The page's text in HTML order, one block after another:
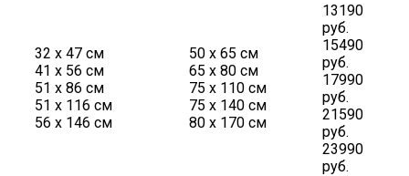
32 х 47 см
41 х 56 см
51 х 86 см
51 х 116 см
56 х 146 см
50 х 65 см
65 х 80 см
75 х 110 см
75 х 140 см
80 х 170 см
13190
руб.
15490
руб.
17990
руб.
21590
руб.
23990
руб.